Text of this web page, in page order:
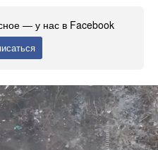
— у нас в Facebook